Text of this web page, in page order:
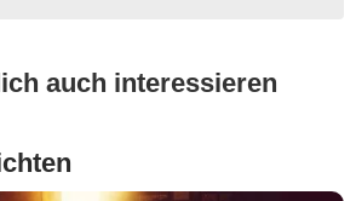
auch interessieren